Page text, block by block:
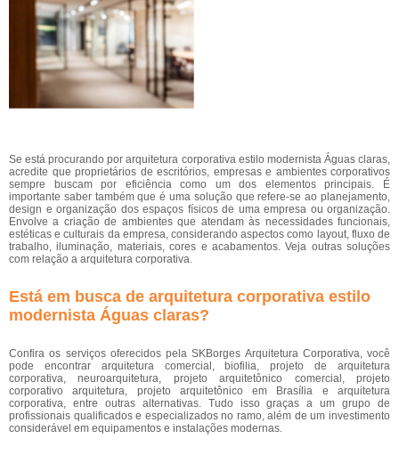
Se está procurando por arquitetura corporativa estilo modernista Águas claras,
acredite que proprietários de escritórios, empresas e ambientes corporativos
sempre buscam por eficiência como um dos elementos principais. É
importante saber também que é uma solução que refere-se ao planejamento,
design e organização dos espaços físicos de uma empresa ou organização.
Envolve a criação de ambientes que atendam às necessidades funcionais,
estéticas e culturais da empresa, considerando aspectos como layout, fluxo de
trabalho, iluminação, materiais, cores e acabamentos. Veja outras soluções
com relação a arquitetura corporativa.
Está em busca de arquitetura corporativa estilo
modernista Águas claras?
Confira os serviços oferecidos pela SKBorges Arquitetura Corporativa, você
pode encontrar arquitetura comercial, biofilia, projeto de arquitetura
corporativa, neuroarquitetura, projeto arquitetônico comercial, projeto
corporativo arquitetura, projeto arquitetônico em Brasília e arquitetura
corporativa, entre outras alternativas. Tudo isso graças a um grupo de
profissionais qualificados e especializados no ramo, além de um investimento
considerável em equipamentos e instalações modernas.